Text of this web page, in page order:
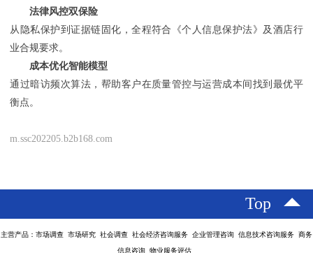
法律风控双保险
从隐私保护到证据链固化，全程符合《个人信息保护法》及酒店行
业合规要求。
成本优化智能模型
通过暗访频次算法，帮助客户在质量管控与运营成本间找到最优平
衡点。
m.ssc202205.b2b168.com
Top
主营产品：市场调查 市场研究 社会调查 社会经济咨询服务 企业管理咨询 信息技术咨询服务 商务
信息咨询 物业服务评估